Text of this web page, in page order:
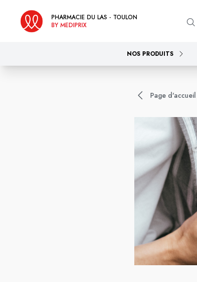
PHARMACIE DU LAS - TOULON
BY MEDIPRIX
NOS PRODUITS
Page d'accueil